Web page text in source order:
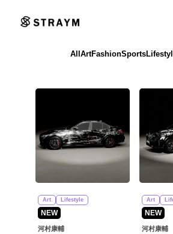
All ArtFashionSports
Art Lifestyle
NEW
河村康輔
Art
NEW
河村康輔